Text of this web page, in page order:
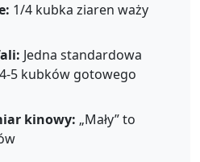
1/4 kubka ziaren waży
Jedna standardowa
5 kubków gotowego
kinowy: „Mały” to